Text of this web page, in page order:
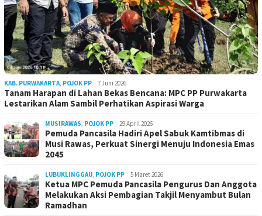
KAB. PURWAKARTA POJOK PP 7 Juni 2026
Tanam Harapan di Lahan Bekas Bencana: MPC PP Purwakarta
Lestarikan Alam Sambil Perhatikan Aspirasi Warga
MUSIRAWAS POJOK PP 29 April 2026
Pemuda Pancasila Hadiri Apel Sabuk Kamtibmas di
Musi Rawas, Perkuat Sinergi Menuju Indonesia Emas
2045
LUBUKLINGGAU POJOK PP 5 Maret 2026
Ketua MPC Pemuda Pancasila Pengurus Dan Anggota
Melakukan Aksi Pembagian Takjil Menyambut Bulan
Ramadhan